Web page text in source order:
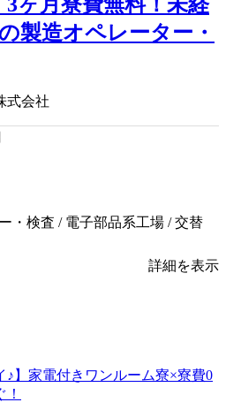
製造オペレーター・
式会社
・検査 / 電子部品系工場 / 交替
詳細を表示